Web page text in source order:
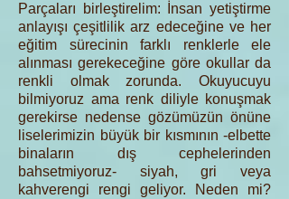
Parçaları birleştirelim: İnsan yetiştirme
anlayışı çeşitlilik arz edeceğine ve her
eğitim sürecinin farklı renklerle ele
alınması gerekeceğine göre okullar da
renkli olmak zorunda. Okuyucuyu
bilmiyoruz ama renk diliyle konuşmak
gerekirse nedense gözümüzün önüne
liselerimizin büyük bir kısmının -elbette
binaların dış cephelerinden
bahsetmiyoruz- siyah, gri veya
kahverengi rengi geliyor. Neden mi?